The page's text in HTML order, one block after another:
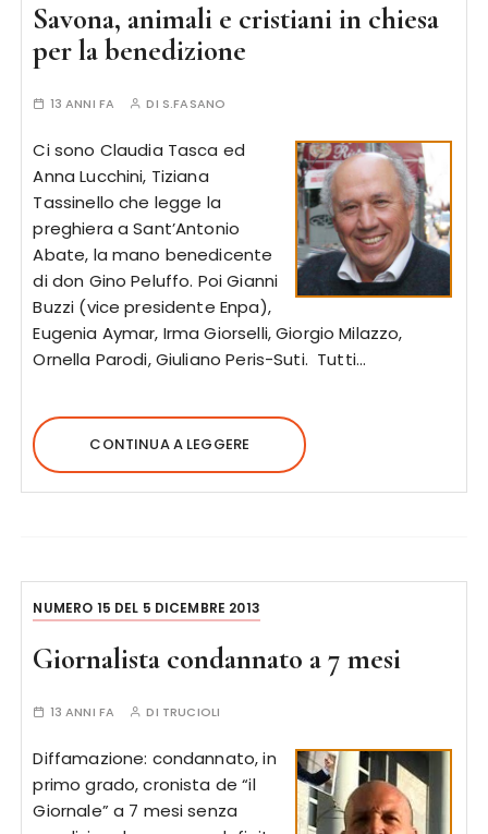
Savona, animali e cristiani in chiesa
per la benedizione
13 ANNI FA DI S.FASANO
Ci sono Claudia Tasca ed
Anna Lucchini, Tiziana
Tassinello che legge la
preghiera a Sant’Antonio
Abate, la mano benedicente
di don Gino Peluffo. Poi Gianni
Buzzi (vice presidente Enpa),
Eugenia Aymar, Irma Giorselli, Giorgio Milazzo,
Ornella Parodi, Giuliano Peris-Suti. Tutti…
CONTINUA A LEGGERE
NUMERO 15 DEL 5 DICEMBRE 2013
Giornalista condannato a 7 mesi
13 ANNI FA DI TRUCIOLI
Diffamazione: condannato, in
primo grado, cronista de “il
Giornale” a 7 mesi senza